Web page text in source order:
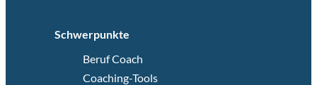
Schwerpunkte
Beruf Coach
Coaching-Tools